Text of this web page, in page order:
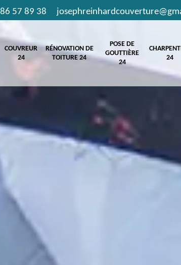
57 89 38
COUVREUR
24
RÉNOVATION DE
TOITURE 24
POSE DE
GOUTTIÈRE
24
24